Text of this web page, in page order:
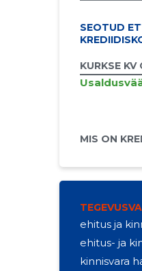
SEOTUD
KURKSE KV
MIS ON
ehitus ja
ehitus- ja
kinnisvara